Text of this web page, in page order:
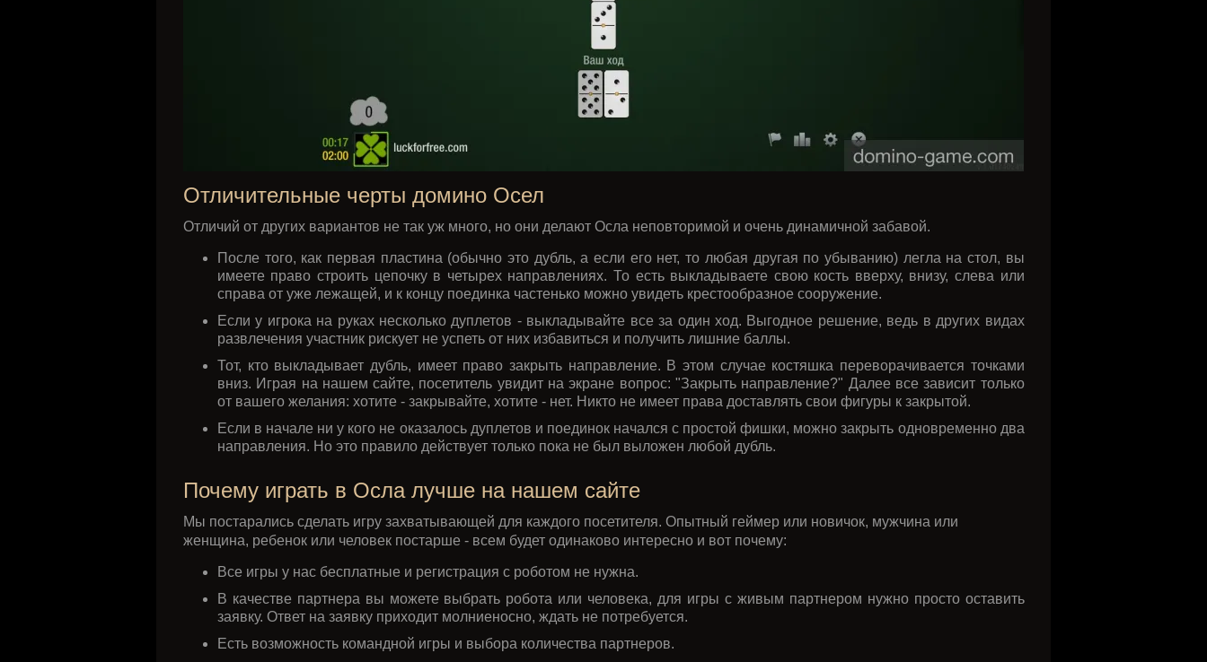
Отличительные черты домино Осел
Отличий от других вариантов не так уж много, но они делают Осла неповторимой и очень динамичной забавой.
После того, как первая пластина (обычно это дубль, а если его нет, то любая другая по убыванию) легла на стол, вы
имеете право строить цепочку в четырех направлениях. То есть выкладываете свою кость вверху, внизу, слева или
справа от уже лежащей, и к концу поединка частенько можно увидеть крестообразное сооружение.
Если у игрока на руках несколько дуплетов - выкладывайте все за один ход. Выгодное решение, ведь в других видах
развлечения участник рискует не успеть от них избавиться и получить лишние баллы.
Тот, кто выкладывает дубль, имеет право закрыть направление. В этом случае костяшка переворачивается точками
вниз. Играя на нашем сайте, посетитель увидит на экране вопрос: "Закрыть направление?" Далее все зависит только
от вашего желания: хотите - закрывайте, хотите - нет. Никто не имеет права доставлять свои фигуры к закрытой.
Если в начале ни у кого не оказалось дуплетов и поединок начался с простой фишки, можно закрыть одновременно два
направления. Но это правило действует только пока не был выложен любой дубль.
Почему играть в Осла лучше на нашем сайте
Мы постарались сделать игру захватывающей для каждого посетителя. Опытный геймер или новичок, мужчина или
женщина, ребенок или человек постарше - всем будет одинаково интересно и вот почему:
Все игры у нас бесплатные и регистрация с роботом не нужна.
В качестве партнера вы можете выбрать робота или человека, для игры с живым партнером нужно просто оставить
заявку. Ответ на заявку приходит молниеносно, ждать не потребуется.
Есть возможность командной игры и выбора количества партнеров.